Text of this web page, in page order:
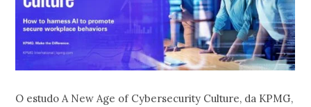
O estudo A New Age of Cybersecurity Culture, da KPMG,